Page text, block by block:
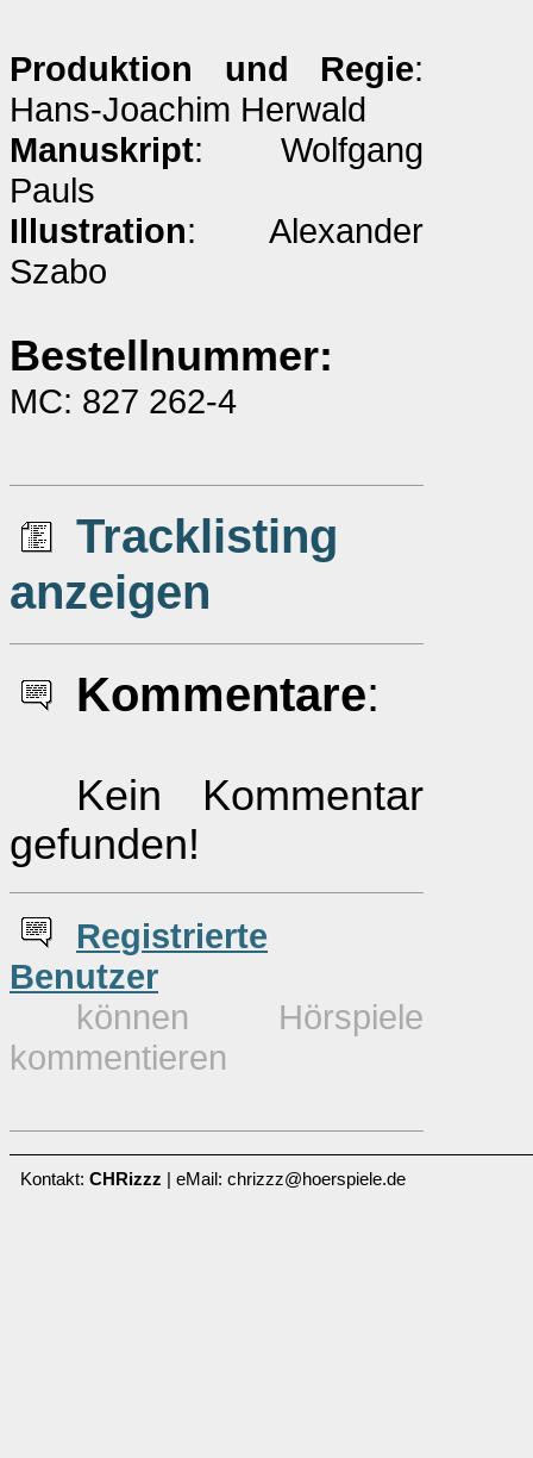
Produktion und Regie:
Hans-Joachim Herwald
Manuskript: Wolfgang
Pauls
Illustration: Alexander
Szabo
Bestellnummer:
MC: 827 262-4
Tracklisting
anzeigen
Kommentare:
Kein Kommentar
gefunden!
Registrierte
Benutzer
können Hörspiele
kommentieren
Kontakt: CHRizzz | eMail: chrizzz@hoerspiele.de